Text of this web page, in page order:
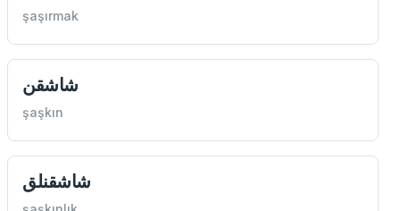
şaşırmak
شاشقن
şaşkın
شاشقنلق